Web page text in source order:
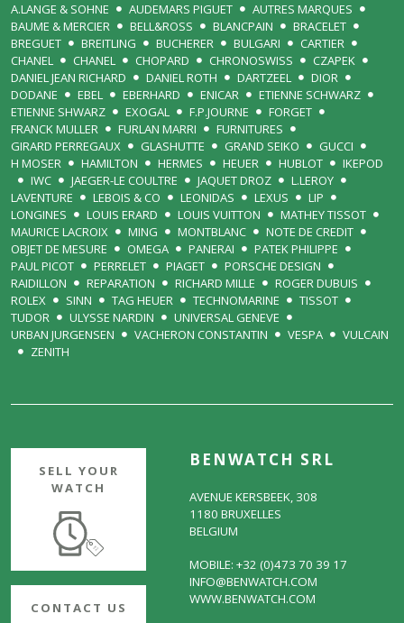
BENWATCH SRL
AVENUE KERSBEEK, 308
1180 BRUXELLES
BELGIUM
MOBILE: +32 (0)473 70 39 17
INFO@BENWATCH.COM
WWW.BENWATCH.COM
A.LANGE & SOHNE AUDEMARS PIGUET
AUTRES MARQUES
BAUME & MERCIER
BELL&ROSS BLANCPAIN
BRACELET
BREGUET
BREITLING BUCHERER BULGARI
CARTIER
CHANEL
CHANEL CHOPARD CHRONOSWISS
CZAPEK
DANIEL JEAN RICHARD
DANIEL ROTH DARTZEEL
DIOR
DODANE
EBEL EBERHARD ENICAR
ETIENNE SCHWARZ
ETIENNE SHWARZ
EXOGAL F.P.JOURNE
FORGET
FRANCK MULLER
FURLAN MARRI
FURNITURES
GIRARD PERREGAUX
GLASHUTTE GRAND SEIKO
GUCCI
H MOSER
HAMILTON HERMES HEUER HUBLOT
IKEPOD
IWC
JAEGER-LE COULTRE JAQUET DROZ
L.LEROY
LAVENTURE
LEBOIS & CO LEONIDAS LEXUS
LIP
LONGINES
LOUIS ERARD LOUIS VUITTON
MATHEY TISSOT
MAURICE LACROIX
MING MONTBLANC
NOTE DE CREDIT
OBJET DE MESURE
OMEGA PANERAI
PATEK PHILIPPE
PAUL PICOT
PERRELET PIAGET
PORSCHE DESIGN
RAIDILLON
REPARATION RICHARD MILLE
ROGER DUBUIS
ROLEX
SINN TAG HEUER TECHNOMARINE
TISSOT
TUDOR
ULYSSE NARDIN
UNIVERSAL GENEVE
URBAN JURGENSEN
VACHERON CONSTANTIN VESPA
VULCAIN
ZENITH
SELL YOUR
WATCH
CONTACT US